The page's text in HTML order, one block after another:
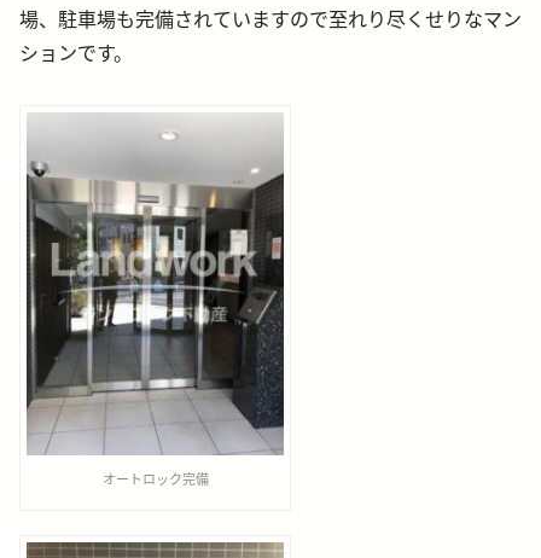
場、駐車場も完備されていますので至れり尽くせりなマン
ションです。
オートロック完備